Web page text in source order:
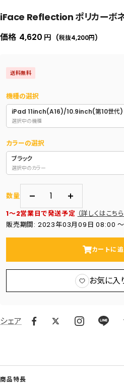
iFace Reflection ポリカーボネ
価格 セ
価
格
4,620 円 (税抜4,200円)
送料無料
機種の選択
iPad 11inch(A16)/10.9inch(第10世代)
選択中の機種
カラーの選択
ブラック
選択中のカラー
数量
量
を
す
数
量
を
す
1～2営業日で発送予定 （詳しくはこちら
販売期間: 2023年03月09日 08:00 〜
カートに
お気に入
シェア
商品特長